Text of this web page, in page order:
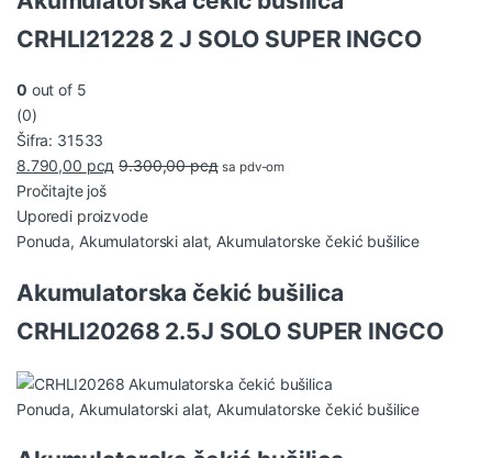
CRHLI21228 2 J SOLO SUPER INGCO
0 out of 5
(0)
Šifra: 31533
8.790,00 рсд 9.300,00рсд sa pdv-om
Pročitajte još
Uporedi proizvode
Ponuda, Akumulatorski alat, Akumulatorske čekić bušilice
Akumulatorska čekić bušilica
CRHLI20268 2.5J SOLO SUPER INGCO
Ponuda, Akumulatorski alat, Akumulatorske čekić bušilice